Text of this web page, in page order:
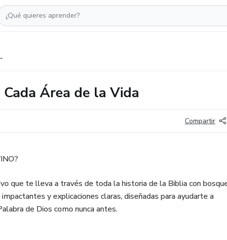
Área de la Vida
Área de la Vida
Compartir
que te lleva a través de toda la historia de la Biblia con
y explicaciones claras, diseñadas para ayudarte a
de Dios como nunca antes.